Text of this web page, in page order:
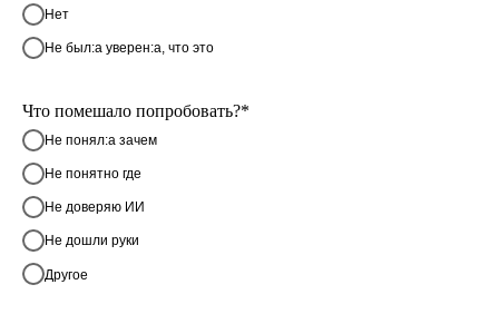
Нет
Не был:а уверен:а, что это
Что помешало попробовать?*
Не понял:а зачем
Не понятно где
Не доверяю ИИ
Не дошли руки
Другое